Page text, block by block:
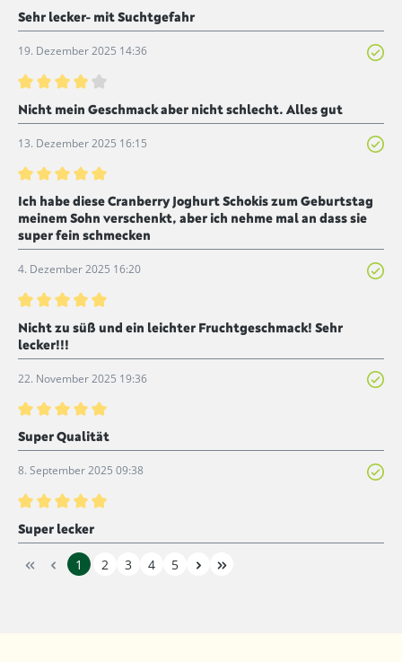
Bewertung mit 5 von 5 Sternen
Sehr lecker- mit Suchtgefahr
19. Dezember 2025 14:36
Bewertung mit 4 von 5 Sternen
Nicht mein Geschmack aber nicht schlecht. Alles gut
13. Dezember 2025 16:15
Bewertung mit 5 von 5 Sternen
Ich habe diese Cranberry Joghurt Schokis zum Geburtstag
meinem Sohn verschenkt, aber ich nehme mal an dass sie
super fein schmecken
4. Dezember 2025 16:20
Bewertung mit 5 von 5 Sternen
Nicht zu süß und ein leichter Fruchtgeschmack! Sehr
lecker!!!
22. November 2025 19:36
Bewertung mit 5 von 5 Sternen
Super Qualität
8. September 2025 09:38
Bewertung mit 5 von 5 Sternen
Super lecker
1 2 3 4 5